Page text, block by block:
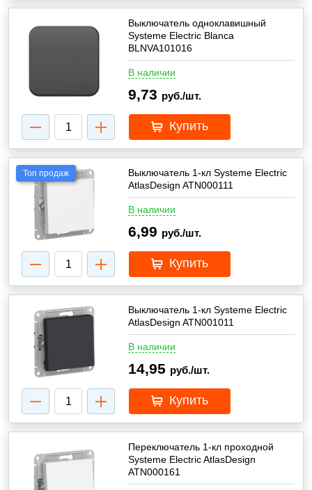
Выключатель одноклавишный
Systeme Electric Blanca
BLNVA101016
В наличии
9,73 руб./шт.
Купить
Топ продаж
Выключатель 1-кл Systeme Electric
AtlasDesign ATN000111
В наличии
6,99 руб./шт.
Купить
Выключатель 1-кл Systeme Electric
AtlasDesign ATN001011
В наличии
14,95 руб./шт.
Купить
Переключатель 1-кл проходной
Systeme Electric AtlasDesign
ATN000161